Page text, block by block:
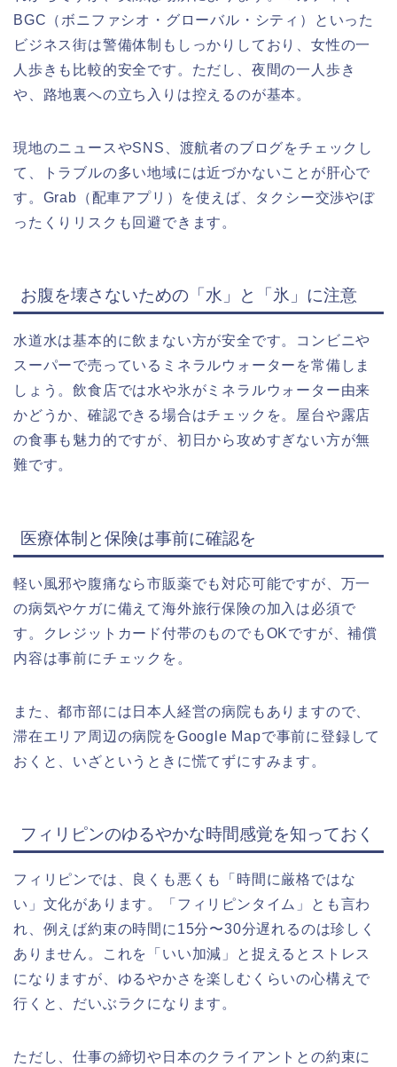
BGC（ボニファシオ・グローバル・シティ）といった
ビジネス街は警備体制もしっかりしており、女性の一
人歩きも比較的安全です。ただし、 夜間の一人歩き
や、路地裏への立ち入りは控えるのが基本。
現地のニュースやSNS、渡航者のブログをチェックし
て、
トラブルの多い地域には近づかないことが肝心で
す。Grab（配車アプリ）を使えば、タクシー交渉やぼ
ったくりリスクも回避できます。
お腹を壊さないための「水」と「氷」に注意
水道水は基本的に飲まない方が安全です。コンビニや
スーパーで売っている ミネラルウォーターを常備 しま
しょう。飲食店では水や氷がミネラルウォーター由来
かどうか、確認できる場合はチェックを。屋台や露店
の食事も魅力的ですが、 初日から攻めすぎない方が無
難です。
医療体制と保険は事前に確認を
軽い風邪や腹痛なら市販薬でも対応可能ですが、万一
の病気やケガに備えて海外旅行保険の加入は必須で
す。クレジットカード付帯のものでもOKですが、補償
内容は事前にチェックを。
また、都市部には日本人経営の病院もありますので、
滞在エリア周辺の病院をGoogle Mapで事前に登録 して
おくと、いざというときに慌てずにすみます。
フィリピンのゆるやかな時間感覚を知っておく
フィリピンでは、良くも悪くも「時間に厳格ではな
い」文化があります。「フィリピンタイム」とも言わ
れ、例えば約束の時間に15分〜30分遅れるのは珍しく
ありません。これを「いい加減」と捉えるとストレス
になりますが、 ゆるやかさを楽しむくらいの心構えで
行くと、だいぶラクになります。
ただし、仕事の締切や日本のクライアントとの約束に